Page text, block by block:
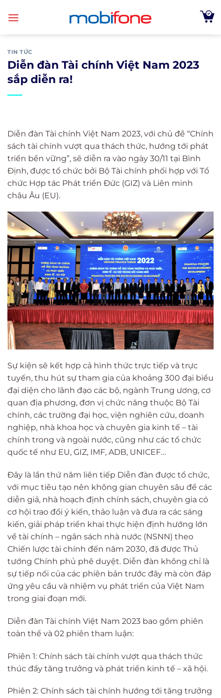
TIN TỨC
Diễn đàn Tài chính Việt Nam 2023
sắp diễn ra!
Diễn đàn Tài chính Việt Nam 2023, với chủ đề “Chính
sách tài chính vượt qua thách thức, hướng tới phát
triển bền vững”, sẽ diễn ra vào ngày 30/11 tại Bình
Định, được tổ chức bởi Bộ Tài chính phối hợp với Tổ
chức Hợp tác Phát triển Đức (GIZ) và Liên minh
châu Âu (EU).
Sự kiện sẽ kết hợp cả hình thức trực tiếp và trực
tuyến, thu hút sự tham gia của khoảng 300 đại biểu
đại diện cho lãnh đạo các bộ, ngành Trung ương, cơ
quan địa phương, đơn vị chức năng thuộc Bộ Tài
chính, các trường đại học, viện nghiên cứu, doanh
nghiệp, nhà khoa học và chuyên gia kinh tế – tài
chính trong và ngoài nước, cũng như các tổ chức
quốc tế như EU, GIZ, IMF, ADB, UNICEF…
Đây là lần thứ năm liên tiếp Diễn đàn được tổ chức,
với mục tiêu tạo nên không gian chuyên sâu để các
diễn giả, nhà hoạch định chính sách, chuyên gia có
cơ hội trao đổi ý kiến, thảo luận và đưa ra các sáng
kiến, giải pháp triển khai thực hiện định hướng lớn
về tài chính – ngân sách nhà nước (NSNN) theo
Chiến lược tài chính đến năm 2030, đã được Thủ
tướng Chính phủ phê duyệt. Diễn đàn không chỉ là
sự tiếp nối của các phiên bản trước đây mà còn đáp
ứng yêu cầu và nhiệm vụ phát triển của Việt Nam
trong giai đoạn mới.
Diễn đàn Tài chính Việt Nam 2023 bao gồm phiên
toàn thể và 02 phiên tham luận:
Phiên 1: Chính sách tài chính vượt qua thách thức
thúc đẩy tăng trưởng và phát triển kinh tế – xã hội.
Phiên 2: Chính sách tài chính hướng tới tăng trưởng